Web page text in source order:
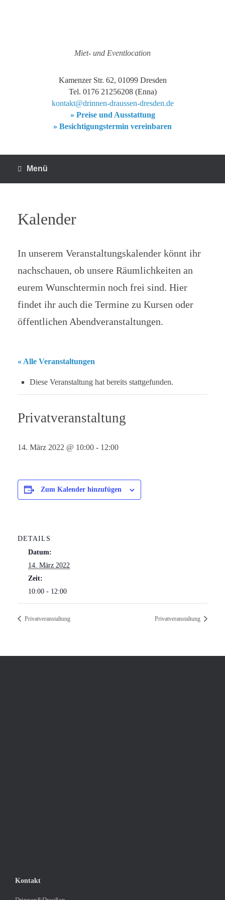
Miet- und Eventlocation
Kamenzer Str. 62, 01099 Dresden
Tel. 0176 21256208 (Enna)
kontakt@drinnen-draussen-dresden.de
» Preise und Ausstattung
» Besichtigungstermin vereinbaren
Menü
Kalender
In unserem Veranstaltungskalender könnt ihr
nachschauen, ob unsere Räumlichkeiten an
eurem Wunschtermin noch frei sind. Hier
findet ihr auch die Termine zu Kursen oder
öffentlichen Abendveranstaltungen.
« Alle Veranstaltungen
Diese Veranstaltung hat bereits stattgefunden.
Privatveranstaltung
14. März 2022 @ 10:00 - 12:00
Zum Kalender hinzufügen
DETAILS
Datum:
14. März 2022
Zeit:
10:00 - 12:00
Privatveranstaltung Privatveranstaltung
Kontakt